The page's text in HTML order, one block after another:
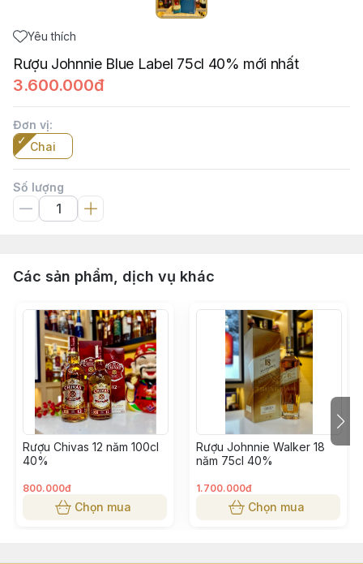
Yêu thích
Rượu Johnnie Blue Label 75cl 40% mới nhất
3.600.000đ
Đơn vị:
Chai
Số lượng
Các sản phẩm, dịch vụ khác
Rượu Chivas 12 năm 100cl
40%
800.000đ
Chọn mua
Rượu Johnnie Walker 18
năm 75cl 40%
1.700.000đ
Chọn mua